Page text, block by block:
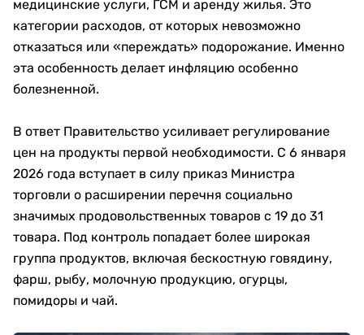
медицинские услуги, ГСМ и аренду жилья. Это
категории расходов, от которых невозможно
отказаться или «переждать» подорожание. Именно
эта особенность делает инфляцию особенно
болезненной.
В ответ Правительство усиливает регулирование
цен на продукты первой необходимости. С 6 января
2026 года вступает в силу приказ Министра
торговли о расширении перечня социально
значимых продовольственных товаров с 19 до 31
товара. Под контроль попадает более широкая
группа продуктов, включая бескостную говядину,
фарш, рыбу, молочную продукцию, огурцы,
помидоры и чай.